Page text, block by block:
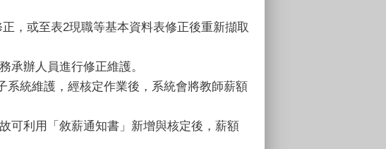
，或至表2現職等基本資料表修正後重新擷取
承辦人員進行修正維護。
系統維護，經核定作業後，系統會將教師薪額
可利用「敘薪通知書」新增與核定後，薪額